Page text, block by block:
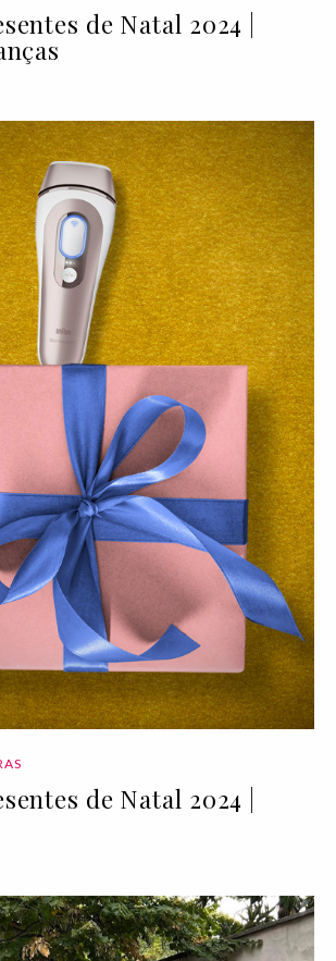
de Natal 2024 |
de Natal 2024 |